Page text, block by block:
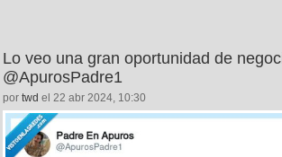
Lo veo una gran oportunidad de
@ApurosPadre1
por twd el 22 abr 2024, 10:30